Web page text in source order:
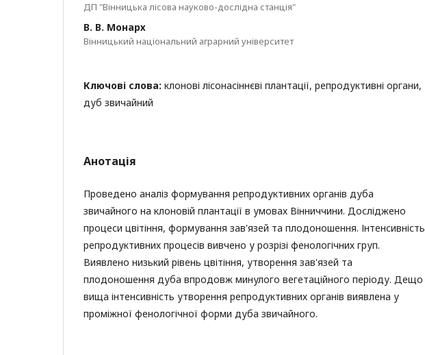
ДП "Вінницька лісова науково-дослідна станція"
В. В. Монарх
Вінницький національний аграрний університет
Ключові слова: клонові лісонасіннєві плантації, репродуктивні органи,
дуб звичайний
Анотація
Проведено аналіз формування репродуктивних органів дуба
звичайного на клоновій плантації в умовах Вінниччини. Досліджено
процеси цвітіння, формування зав'язей та плодоношення. Інтенсивність
репродуктивних процесів вивчено у розрізі фенологічних груп.
Виявлено низький рівень цвітіння, утворення зав'язей та
плодоношення дуба впродовж минулого вегетаційного періоду. Дещо
вища інтенсивність утворення репродуктивних органів виявлена у
проміжної фенологічної форми дуба звичайного.